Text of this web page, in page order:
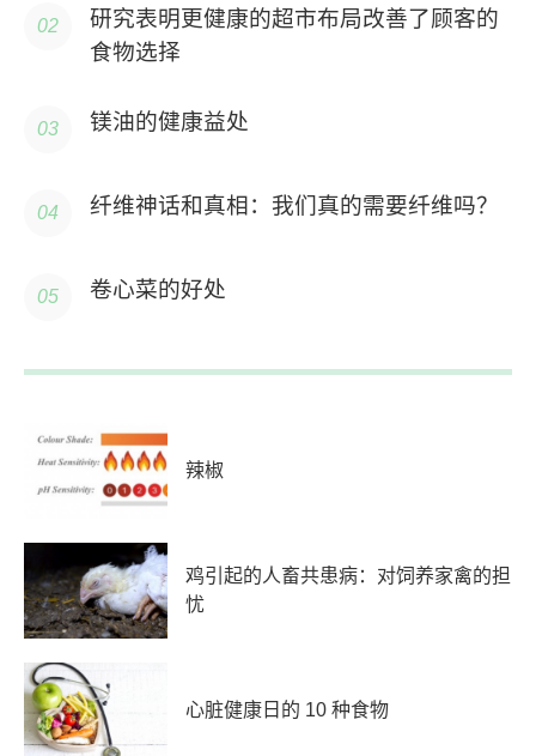
研究表明更健康的超市布局改善了顾客的
食物选择
镁油的健康益处
纤维神话和真相：我们真的需要纤维吗？
卷心菜的好处
辣椒
鸡引起的人畜共患病：对饲养家禽的担
忧
心脏健康日的 10 种食物